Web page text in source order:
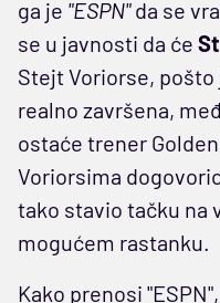
ga je "ESPN"da se
se u javnosti da će
Stejt Voriorse,
realno završena,
ostaće trener
Voriorsima
tako stavio tačku na
mogućem rastanku.
Kako prenosi